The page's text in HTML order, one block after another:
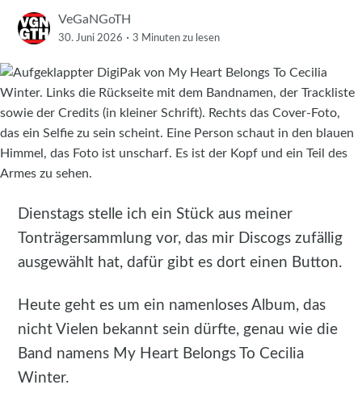
VeGaNGoTH
30. Juni 2026 ·3 Minuten zu lesen
Dienstags stelle ich ein Stück aus meiner
Tonträgersammlung vor, das mir Discogs zufällig
ausgewählt hat, dafür gibt es dort einen Button.
Heute geht es um ein namenloses Album, das
nicht Vielen bekannt sein dürfte, genau wie die
Band namens My Heart Belongs To Cecilia
Winter.